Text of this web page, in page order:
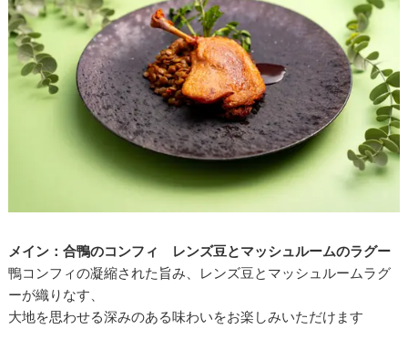
メイン：合鴨のコンフィ レンズ豆とマッシュルームのラグー
鴨コンフィの凝縮された旨み、レンズ豆とマッシュルームラグ
ーが織りなす、
大地を思わせる深みのある味わいをお楽しみいただけます